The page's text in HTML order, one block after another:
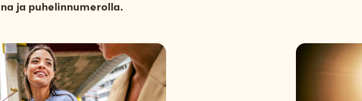
ja puhelinnumerolla.